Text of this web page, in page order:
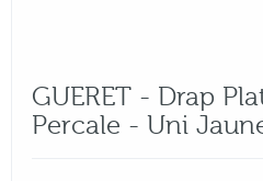
GUERET - Drap
Percale - Uni